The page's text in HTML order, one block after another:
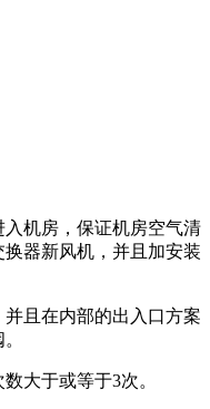
机房，保证机房空气清
器新风机，并且加安装
且在内部的出入口方案
大于或等于3次。